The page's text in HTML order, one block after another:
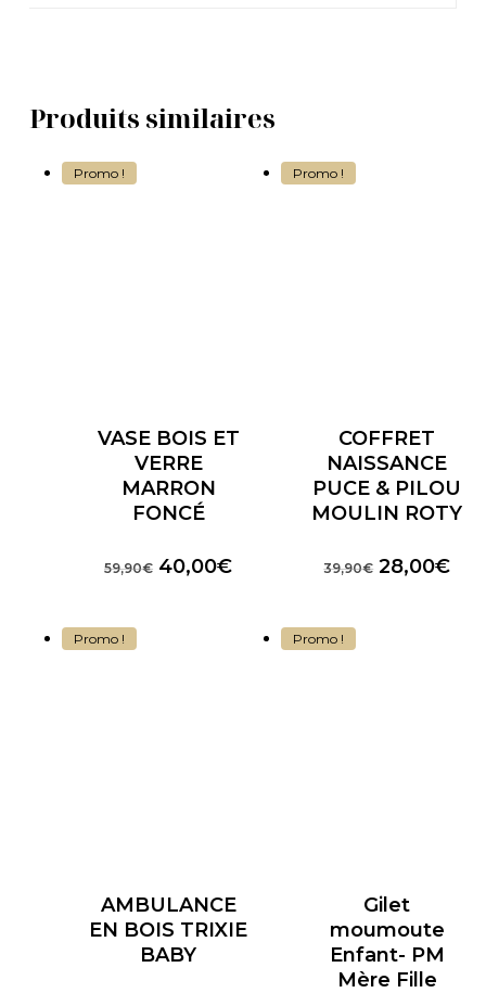
Produits similaires
Promo !
VASE BOIS ET
VERRE
MARRON
FONCÉ
59,90€ Le
40,00€Le
est :
Promo !
COFFRET
NAISSANCE
PUCE & PILOU
MOULIN ROTY
39,90€ Le
28,00€Le
Promo !
AMBULANCE
EN BOIS TRIXIE
BABY
Promo !
Gilet
moumoute
Enfant- PM
Mère Fille